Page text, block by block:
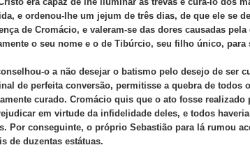
e ordenou-lhe um jejum de três dias, de que ele se
de Cromácio, e valeram-se das dores causadas
o seu nome e o de Tibúrcio, seu filho único, para
o a não desejar o batismo pelo desejo de ser
de perfeita conversão, permitisse a quebra de todos
curado. Cromácio quis que o ato fosse
em virtude da infidelidade deles, e todos
Por conseguinte, o próprio Sebastião para lá rumou
de duzentas estátuas.